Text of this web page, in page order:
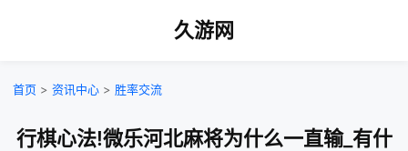
久游网
首页 > 资讯中心 > 胜率交流
行棋心法!微乐河北麻将为什么一直输_有什